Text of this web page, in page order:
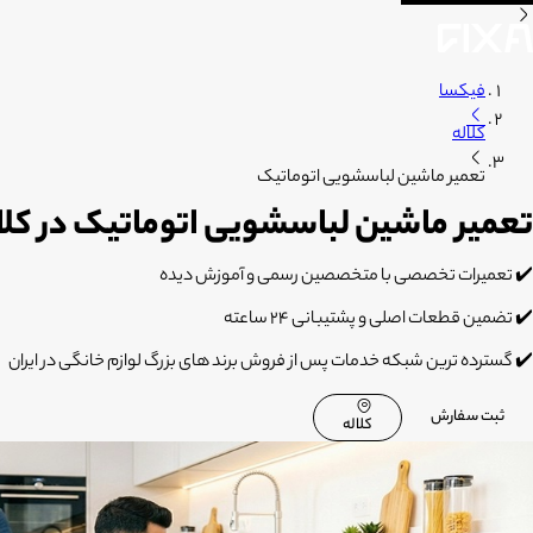
فیکسا
کلاله
تعمیر ماشین لباسشویی اتوماتیک
تعمیر ماشین لباسشویی اتوماتیک در
✔️ تعمیرات تخصصی با متخصصین رسمی و آموزش دیده
✔️ تضمین قطعات اصلی و پشتیبانی 24 ساعته
✔️ گسترده ترین شبکه خدمات پس از فروش برند های بزرگ لوازم خانگی در ایران
ثبت سفارش کلاله